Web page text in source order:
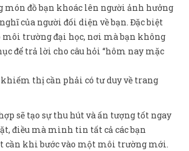
món đồ bạn khoác lên người ảnh hưởng
của người đối diện về bạn. Đặc biệt
môi trường đại học, nơi mà bạn không
để trả lời cho câu hỏi “hôm nay mặc
thị cần phải có tư duy về trang
sẽ tạo sự thu hút và ấn tượng tốt ngay
điều mà mình tin tất cả các bạn
cần khi bước vào một môi trường mới.